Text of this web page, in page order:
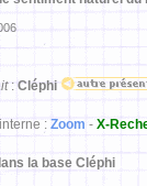
: Cléphi
: Zoom - X-
la base Cléphi